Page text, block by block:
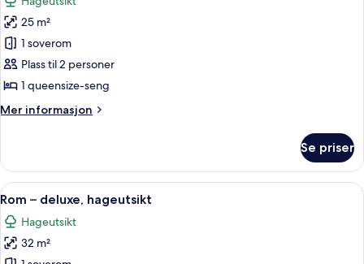
bildene
av
Dobbeltrom
–
superior
25 m²
1 soverom
Plass til 2 personer
1 queensize-seng
Mer informasjon
Mer
–
superior
Se priser
Åpne
alle
bildene
av
Rom – deluxe, hageutsikt | Minibar,
4
Rom – deluxe, hageutsikt
Hageutsikt
32 m²